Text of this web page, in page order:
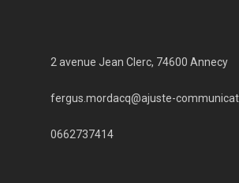
2 avenue Jean Clerc, 74600 Annecy
fergus.mordacq@ajuste-
0662737414